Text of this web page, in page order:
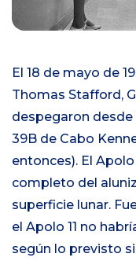
El 18 de mayo de
Thomas Stafford,
despegaron
39B de Cabo
entonces). El
completo del
superficie lunar.
el Apolo 11 no
según lo previsto